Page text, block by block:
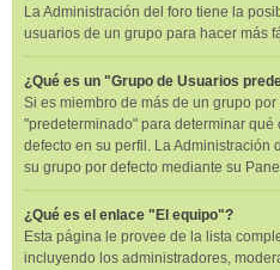
La Administración del foro tiene la
usuarios de un grupo para hacer más
¿Qué es un "Grupo de Usuarios
Si es miembro de más de un grupo por
"predeterminado" para determinar qué
defecto en su perfil. La Administración
su grupo por defecto mediante su
¿Qué es el enlace "El equipo"?
Esta página le provee de la lista
incluyendo los administradores,